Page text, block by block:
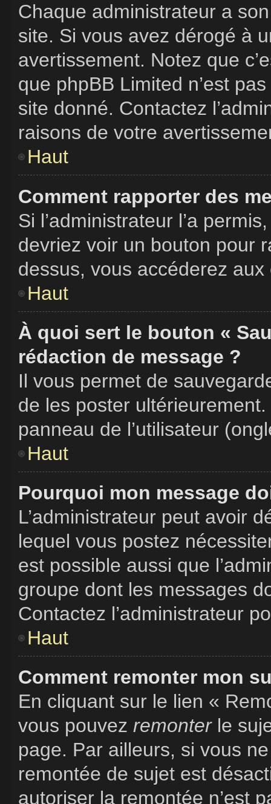
Chaque administrateur a
site. Si vous avez dérogé à
avertissement. Notez que
que phpBB Limited n’est
site donné. Contactez
raisons de votre
Haut
Comment rapporter des
Si l’administrateur l’a
devriez voir un bouton pour
dessus, vous accéderez
Haut
À quoi sert le bouton «
rédaction de message ?
Il vous permet de
de les poster
panneau de l’utilisateur
Haut
Pourquoi mon message
L’administrateur peut avoir
lequel vous postez
est possible aussi que
groupe dont les messages
Contactez l’administrateur
Haut
Comment remonter mon
En cliquant sur le lien «
vous pouvez remonterle
page. Par ailleurs, si vous
remontée de sujet est
autoriser la remontée n’est